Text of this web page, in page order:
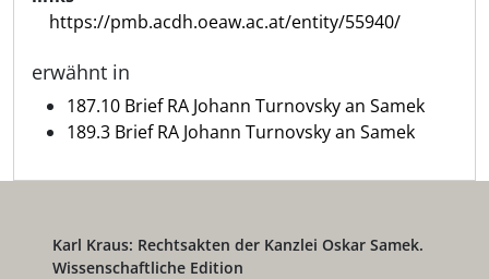
https://pmb.acdh.oeaw.ac.at/entity/55940/
erwähnt in
187.10 Brief RA Johann Turnovsky an Samek
189.3 Brief RA Johann Turnovsky an Samek
Karl Kraus: Rechtsakten der Kanzlei Oskar Samek.
Wissenschaftliche Edition